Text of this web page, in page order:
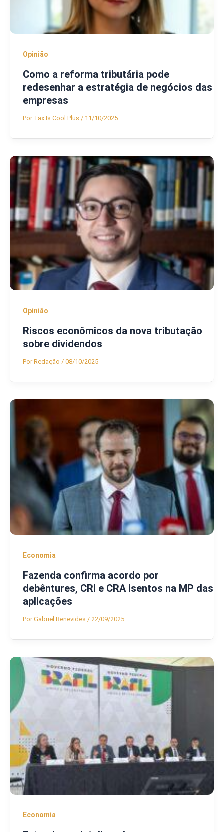
Opinião
Como a reforma tributária pode
redesenhar a estratégia de negócios das
empresas
Por Tax Is Cool Plus / 11/10/2025
Opinião
Riscos econômicos da nova tributação
sobre dividendos
PorRedação / 08/10/2025
Economia
Fazenda confirma acordo por
debêntures, CRI e CRA isentos na MP das
aplicações
PorGabriel Benevides / 22/09/2025
Economia